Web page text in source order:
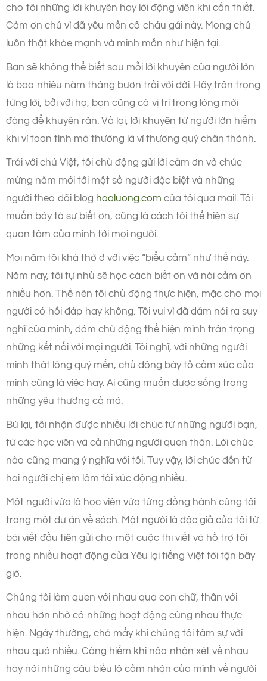
cho tôi những lời khuyên hay lời động viên khi cần thiết.
Cảm ơn chú vì đã yêu mến cô cháu gái này. Mong chú
luôn thật khỏe mạnh và minh mẫn như hiện tại.
Bạn sẽ không thể biết sau mỗi lời khuyên của người lớn
là bao nhiêu năm tháng bươn trải với đời. Hãy trân trọng
từng lời, bởi với họ, bạn cũng có vị trí trong lòng mới
đáng để khuyên răn. Vả lại, lời khuyên từ người lớn hiếm
khi vì toan tính mà thường là vì thương quý chân thành.
Trái với chú Việt, tôi chủ động gửi lời cảm ơn và chúc
mừng năm mới tới một số người đặc biệt và những
người theo dõi blog hoaluong.com của tôi qua mail. Tôi
muốn bày tỏ sự biết ơn, cũng là cách tôi thể hiện sự
quan tâm của mình tới mọi người.
Mọi năm tôi khá thờ ơ với việc “biểu cảm” như thế này.
Năm nay, tôi tự nhủ sẽ học cách biết ơn và nói cảm ơn
nhiều hơn. Thế nên tôi chủ động thực hiện, mặc cho mọi
người có hồi đáp hay không. Tôi vui vì đã dám nói ra suy
nghĩ của mình, dám chủ động thể hiện mình trân trọng
những kết nối với mọi người. Tôi nghĩ, với những người
mình thật lòng quý mến, chủ động bày tỏ cảm xúc của
mình cũng là việc hay. Ai cũng muốn được sống trong
những yêu thương cả mà.
Bù lại, tôi nhận được nhiều lời chúc từ những người bạn,
từ các học viên và cả những người quen thân. Lời chúc
nào cũng mang ý nghĩa với tôi. Tuy vậy, lời chúc đến từ
hai người chị em làm tôi xúc động nhiều.
Một người vừa là học viên vừa từng đồng hành cùng tôi
trong một dự án về sách. Một người là độc giả của tôi từ
bài viết đầu tiên gửi cho một cuộc thi viết và hỗ trợ tôi
trong nhiều hoạt động của Yêu lại tiếng Việt tới tận bây
giờ.
Chúng tôi làm quen với nhau qua con chữ, thân với
nhau hơn nhờ có những hoạt động cùng nhau thực
hiện. Ngày thường, chả mấy khi chúng tôi tâm sự với
nhau quá nhiều. Càng hiếm khi nào nhận xét về nhau
hay nói những câu biểu lộ cảm nhận của mình về người